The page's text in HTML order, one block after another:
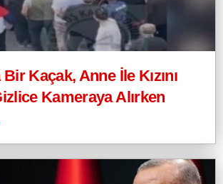
Kaçak, Anne İle Kızını
Kameraya Alırken